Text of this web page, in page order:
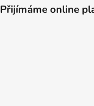
Přijímáme online